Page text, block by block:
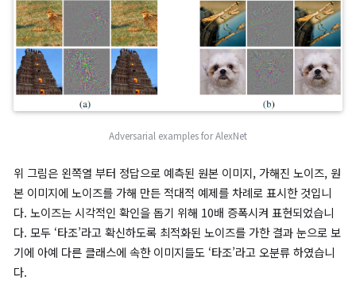
예측 결과가 의도한 오답 라벨이 되도록 강제하는 조건
깊은 신경망은 비선형성과 non-convex한 특성을 가지고 있기 때
위 수식의 정확한 해를 구하는 것은 현실적으로 어렵습니다. 따라
자들은 L-BFGS 알고리즘을 도입하여 문제를 풀기 쉬운 형태의 근
제로 변형하였습니다.
이 변형된 수식이 의미하는 바는, 상수
c
를 조절해가며 이미지에
는 노이즈의 크기를 최대한 억제하면서 모델이 목표 오답으로 분
록 만드는 오차도 최소화하는 최적의
r
을 찾는 것입니다.